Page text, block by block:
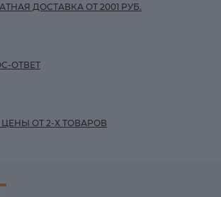
ДОСТАВКА ОТ 2001 РУБ.
ОТВЕТ
ЦЕНЫ ОТ 2-Х ТОВАРОВ